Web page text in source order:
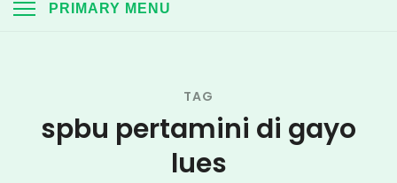
PRIMARY MENU
TAG
spbu pertamini di gayo
lues